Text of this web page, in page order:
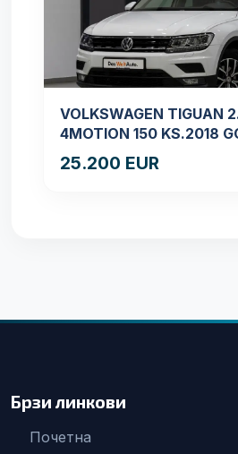
VOLKSWAGEN TIGUAN
4MOTION 150 KS.2018
25.200 EUR
Брзи линкови
Почетна